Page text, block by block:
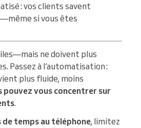
: vos clients savent
si vous êtes
ne doivent plus
Passez à l’automatisation :
plus fluide, moins
pouvez vous concentrer sur
.
de temps au téléphone, limitez